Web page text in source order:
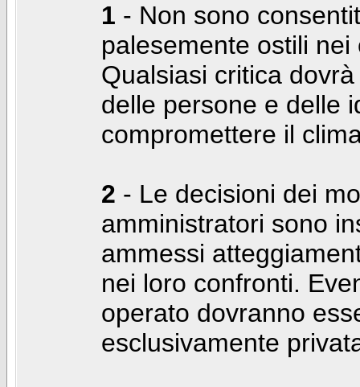
1 - Non sono
palesemente ostili
Qualsiasi critica
delle persone e delle
compromettere il
2 - Le decisioni dei
amministratori sono
ammessi
nei loro confronti.
operato dovranno
esclusivamente